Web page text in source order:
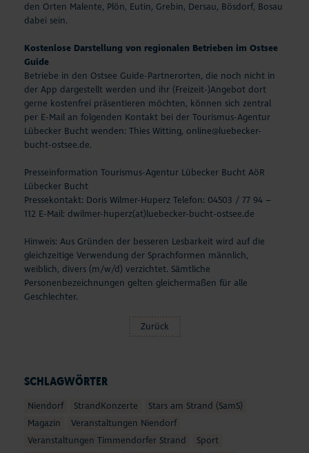
SCHLAGWÖRTER
Niendorf StrandKonzerte
Stars am Strand (SamS)
Magazin
Veranstaltungen Niendorf
Veranstaltungen Timmendorfer Strand
Sport
den Orten Malente, Plön, Eutin, Grebin, Dersau, Bösdorf, Bosau
dabei sein.
Kostenlose Darstellung von regionalen Betrieben im Ostsee
Guide
Betriebe in den Ostsee Guide-Partnerorten, die noch nicht in
der App dargestellt werden und ihr (Freizeit-)Angebot dort
gerne kostenfrei präsentieren möchten, können sich zentral
per E-Mail an folgenden Kontakt bei der Tourismus-Agentur
Lübecker Bucht wenden: Thies Witting, online@luebecker-
bucht-ostsee.de.
Presseinformation Tourismus-Agentur Lübecker Bucht AöR
Lübecker Bucht
Pressekontakt: Doris Wilmer-Huperz Telefon: 04503 / 77 94 –
112 E-Mail: dwilmer-huperz(at)luebecker-bucht-ostsee.de
Hinweis: Aus Gründen der besseren Lesbarkeit wird auf die
gleichzeitige Verwendung der Sprachformen männlich,
weiblich, divers (m/w/d) verzichtet. Sämtliche
Personenbezeichnungen gelten gleichermaßen für alle
Geschlechter.
Zurück